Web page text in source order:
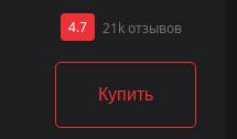
4.7 21k отзывов
Купить